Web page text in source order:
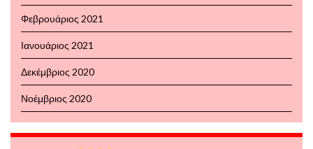
Φεβρουάριος 2021
Ιανουάριος 2021
Δεκέμβριος 2020
Νοέμβριος 2020